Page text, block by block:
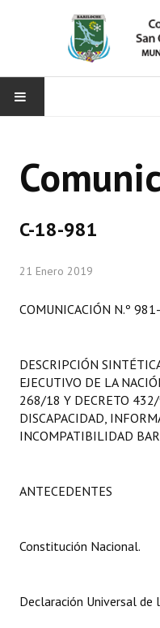
CONCEJO
Comisiones Especiales
Programas
LEGISLACIÓN
Constitución Provincial
Reglamento Interno
C-18-981
21 Enero 2019
COMUNICACIÓN N.º
DESCRIPCIÓN
EJECUTIVO DE LA
268/18 Y DECRETO 432/
DISCAPACIDAD,
INCOMPATIBILIDAD
ANTECEDENTES
Constitución Nacional.
Declaración Universal de